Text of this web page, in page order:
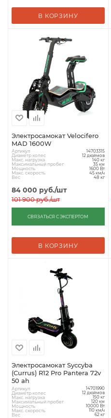
В КОРЗИНУ
Электросамокат Velocifero
MAD 1600W
Артикул 14703315
Диаметр колес 12 дюймов
Макс. нагрузка 140 кг
Максимальный пробег 35 км
Мощность 1600 Вт
Макс. скорость 45 км/ч
Вес 48 кг
84 000 руб./шт
101 900руб./шт
СВЯЗАТЬСЯ С ЭКСПЕРТОМ
В КОРЗИНУ
Электросамокат Syccyba
(Currus) R12 Pro Pantera 72v
50 ah
Артикул 14701990
Диаметр колес 12 дюймов
Макс. нагрузка 150 кг
Максимальный пробег 120 км
Мощность 10000 Вт
Макс. скорость 110 км/ч
Вес 62 кг